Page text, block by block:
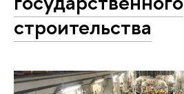
строительства